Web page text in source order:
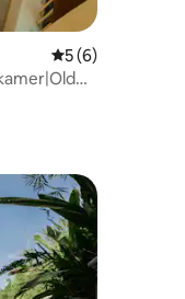
Gemiddelde
5 (6)